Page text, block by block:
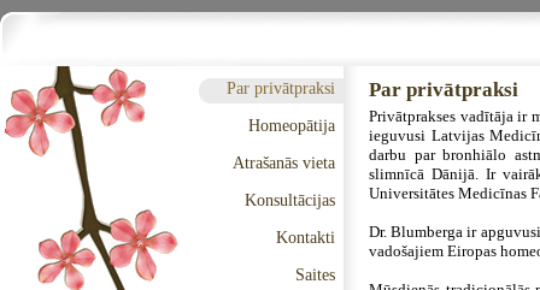
Par privātpraksi
Homeopātija
Atrašanās vieta
Konsultācijas
Kontakti
Saites
Par privātpraksi
Privātprakses vadītāja ir
ieguvusi Latvijas
darbu par bronhiālo
slimnīcā Dānijā. Ir
Universitātes Medicīnas
Dr. Blumberga ir
vadošajiem Eiropas